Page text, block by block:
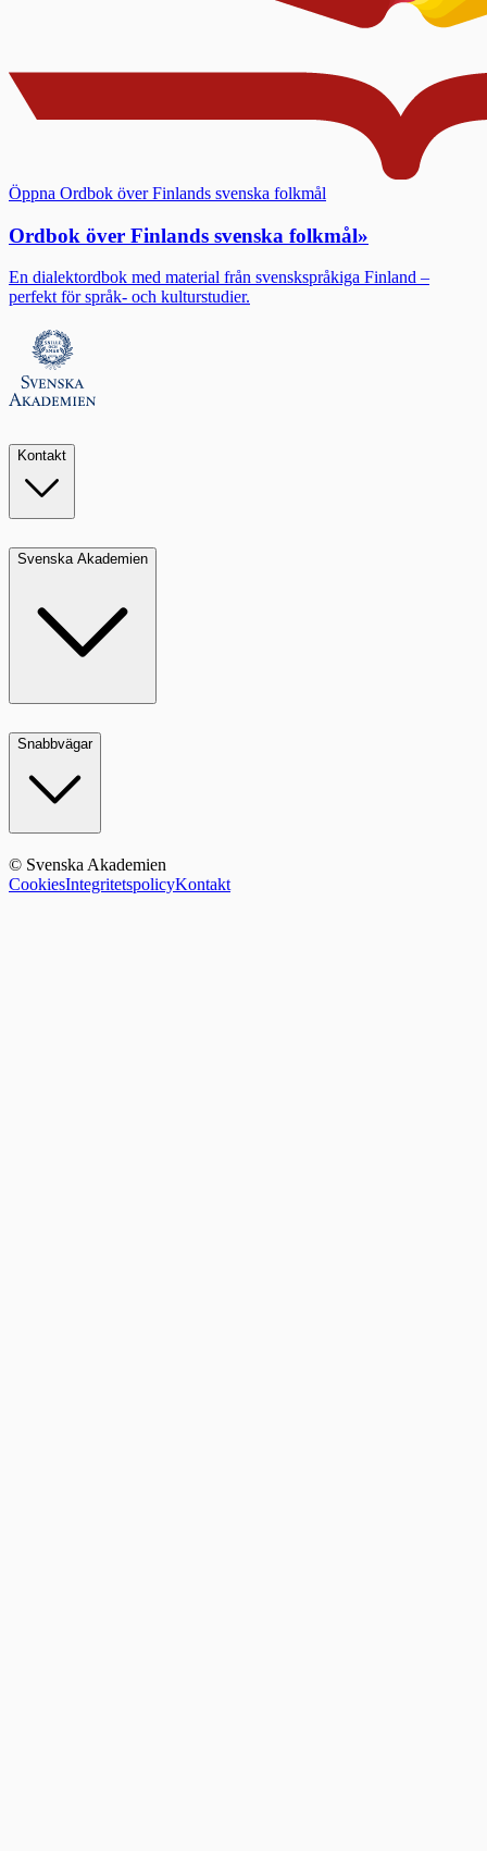
Öppna Ordbok över Finlands svenska folkmål
Ordbok över Finlands svenska folkmål»
En dialektordbok med material från svenskspråkiga Finland –
perfekt för språk- och kulturstudier.
Kontakt
Svenska Akademien
Snabbvägar
© Svenska Akademien
CookiesIntegritetspolicyKontakt